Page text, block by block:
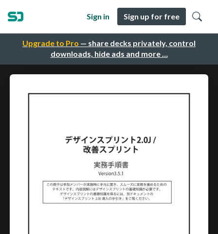
Upgrade to Pro — share decks privately, control
downloads, hide ads and more …
Sign in Sign up for free